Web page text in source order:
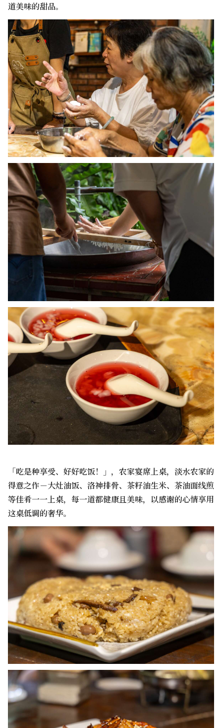
道美味的甜品。
「吃是种享受、好好吃饭！」，农家宴席上桌，淡水农家的
得意之作－大灶油饭、洛神排骨、茶籽油生米、茶油面线煎
等佳肴一一上桌，每一道都健康且美味，以感谢的心情享用
这桌低调的奢华。